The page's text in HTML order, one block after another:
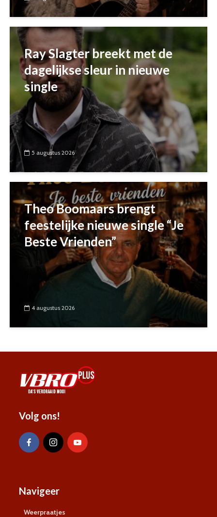
Ray Slagter breekt met de
dagelijkse sleur in nieuwe
single
5 augustus 2026
Theo Boomaars brengt
feestelijke nieuwe single “Je
Beste Vrienden”
4 augustus 2026
Volg ons!
Navigeer
Weerpraatjes